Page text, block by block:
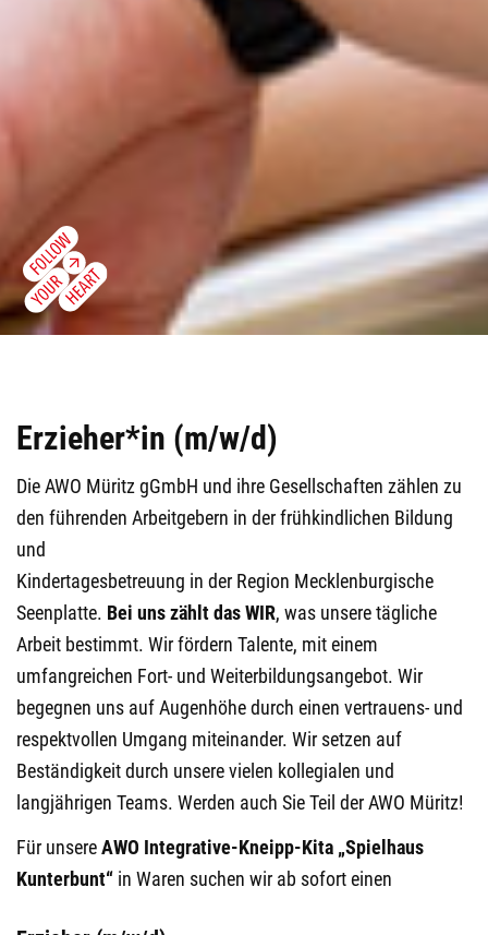
Erzieher*in (m/w/d)
Die AWO Müritz gGmbH und ihre Gesellschaften zählen zu
den führenden Arbeitgebern in der frühkindlichen Bildung
und
Kindertagesbetreuung in der Region Mecklenburgische
Seenplatte. Bei uns zählt das WIR, was unsere tägliche
Arbeit bestimmt. Wir fördern Talente, mit einem
umfangreichen Fort- und Weiterbildungsangebot. Wir
begegnen uns auf Augenhöhe durch einen vertrauens- und
respektvollen Umgang miteinander. Wir setzen auf
Beständigkeit durch unsere vielen kollegialen und
langjährigen Teams. Werden auch Sie Teil der AWO Müritz!
Für unsereAWO Integrative-Kneipp-Kita „Spielhaus
Kunterbunt“ in Waren suchen wir ab sofort einen